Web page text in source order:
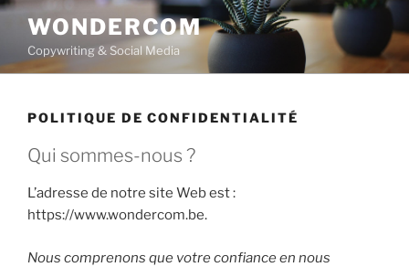
Aller
contenu
principal
WONDERCOM
Copywriting & Social Media
POLITIQUE DE CONFIDENTIALITÉ
Qui sommes-nous ?
L’adresse de notre site Web est :
https://www.wondercom.be.
Nous comprenons que votre confiance en nous